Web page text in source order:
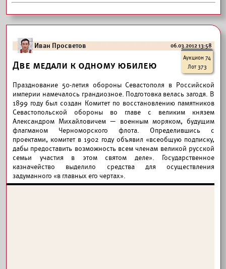
Иван Просветов
06.03.2012 13:58
Аукцион 74
Лот 373
Две медали к одному юбилею
Празднование 50-летия обороны Севастополя в Российской
империи намечалось грандиозное. Подготовка велась загодя. В
1899 году был создан Комитет по восстановлению памятников
Севастопольской обороны во главе с великим князем
Александром Михайловичем — военным моряком, будущим
флагманом Черноморского флота. Определившись с
проектами, комитет в 1902 году объявил «всеобщую подписку,
дабы предоставить возможность всем членам великой русской
семьи участия в этом святом деле». Государственное
казначейство выделило средства для осуществления
задуманного «в главных его чертах».